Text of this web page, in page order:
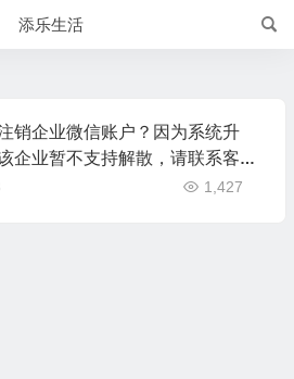
添乐生活
销企业微信账户？因为系统升
企业暂不支持解散，请联系客服
1,427